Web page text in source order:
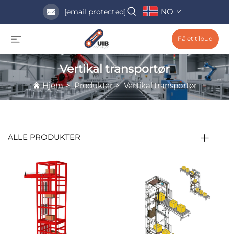
[email protected] NO
Få et tilbud
Vertikal transportør
Hjem>Produkter>Vertikal transportør
ALLE PRODUKTER